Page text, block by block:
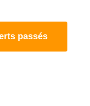
passés